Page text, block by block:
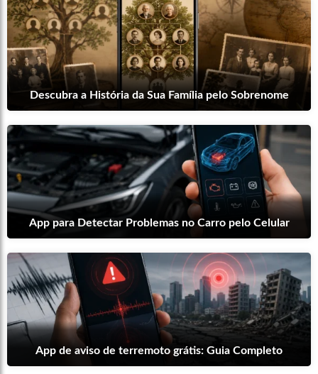
Descubra a História da Sua Família pelo Sobrenome
App para Detectar Problemas no Carro pelo Celular
App de aviso de terremoto grátis: Guia Completo